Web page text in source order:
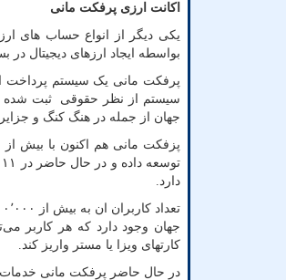
اکانت ارزی پرفکت مانی
یکی دیگر از انواع حساب های
بواسطه ایجاد ارزهای دیجیتال در
سیستم از نظر حقوقی ثبت شده
جهان از جمله در هنگ کنگ و جزایر
دارد.
جهان وجود دارد که هر کاربر
کارتهای ویزا یا مستر واریز کند.
در حال حاضر پرفکت مانی